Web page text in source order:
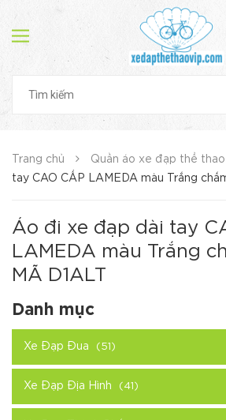
Trang chủ Quần áo xe đạp thể thao
tay CAO CẤP LAMEDA màu Trắng
Áo đi xe đạp dài tay
LAMEDA màu Trắng
MÃ D1ALT
Danh mục
Xe Đạp Đua (51)
Xe Đạp Địa Hình (41)